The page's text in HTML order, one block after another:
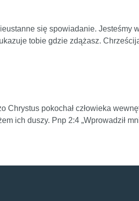
się spowiadanie. Jesteśmy
tobie gdzie zdążasz.
Chrystus pokochał człowieka
ich duszy. Pnp 2:4 „Wprowadził